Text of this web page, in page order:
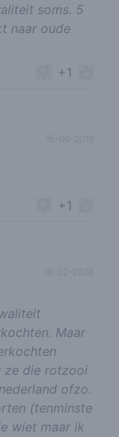
soms. 5
naar oude
+1
+1
Maar
ze die rotzooi
ofzo.
(tenminste
wiet maar ik